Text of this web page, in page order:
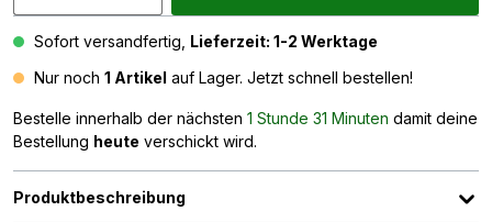
Sofort versandfertig, Lieferzeit: 1-2 Werktage
Nur noch 1 Artikel auf Lager. Jetzt schnell bestellen!
Bestelle innerhalb der nächsten 1 Stunde 31 Minuten damit deine
Bestellung heute verschickt wird.
Produktbeschreibung